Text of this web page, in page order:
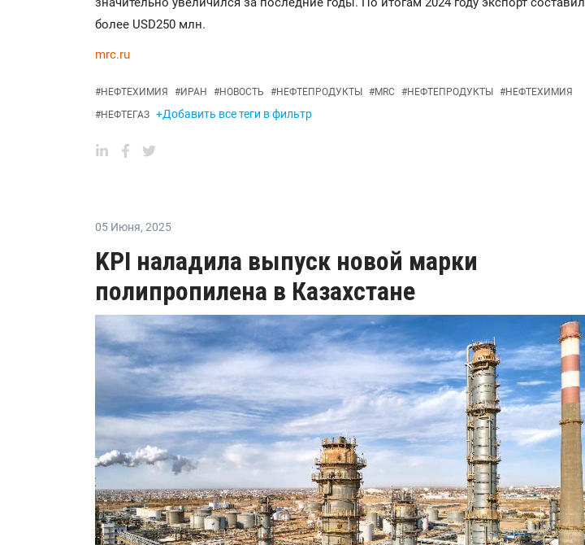
более USD250 млн.
mrc.ru
#НЕФТЕХИМИЯ #ИРАН #НОВОСТЬ #НЕФТЕПРОДУКТЫ #MRC #НЕФТЕПРОДУКТЫ #НЕФТЕХИМИЯ
#НЕФТЕГАЗ +Добавить все теги в фильтр
05 Июня, 2025
KPI наладила выпуск новой марки
полипропилена в Казахстане